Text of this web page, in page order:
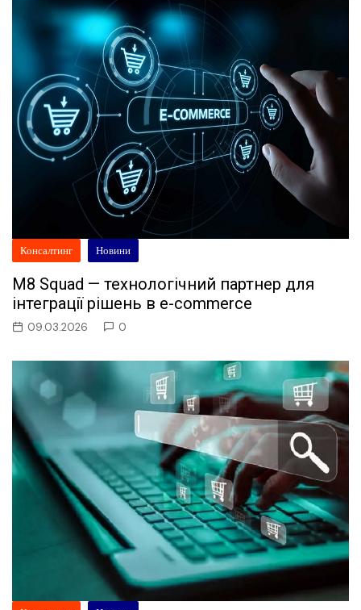
Консалтинг Новини
M8 Squad — технологічний партнер для
інтеграції рішень в e-commerce
09.03.2026 0